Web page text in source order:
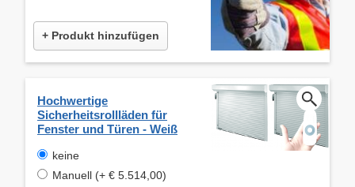
+ Produkt hinzufügen
Hochwertige
Sicherheitsrollläden für
Fenster und Türen - Weiß
keine
Manuell (+ € 5.514,00)